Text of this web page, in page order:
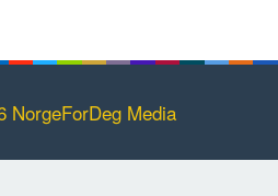
NorgeForDeg Media